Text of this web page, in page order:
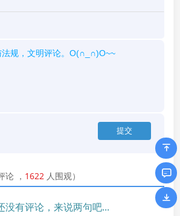
论 ， 1622 人围观）
没有评论，来说两句吧...